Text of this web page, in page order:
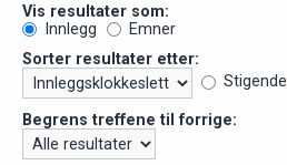
Vis resultater som:
Innlegg
Emner
Sorter resultater etter:
Stigende
Begrens treffene til forrige: